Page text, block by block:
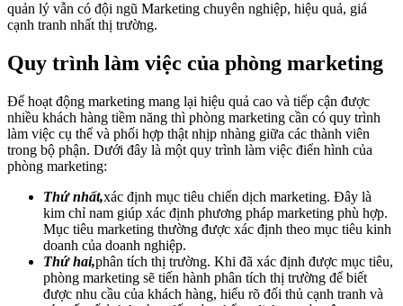
quản lý vẫn có đội ngũ Marketing chuyên nghiệp, hiệu quả, giá
cạnh tranh nhất thị trường.
Quy trình làm việc của phòng marketing
Để hoạt động marketing mang lại hiệu quả cao và tiếp cận được
nhiều khách hàng tiềm năng thì phòng marketing cần có quy trình
làm việc cụ thể và phối hợp thật nhịp nhàng giữa các thành viên
trong bộ phận. Dưới đây là một quy trình làm việc điển hình của
phòng marketing:
Thứ nhất,xác định mục tiêu chiến dịch marketing. Đây là
kim chỉ nam giúp xác định phương pháp marketing phù hợp.
Mục tiêu marketing thường được xác định theo mục tiêu kinh
doanh của doanh nghiệp.
Thứ hai,phân tích thị trường. Khi đã xác định được mục tiêu,
phòng marketing sẽ tiến hành phân tích thị trường để biết
được nhu cầu của khách hàng, hiểu rõ đối thủ cạnh tranh và